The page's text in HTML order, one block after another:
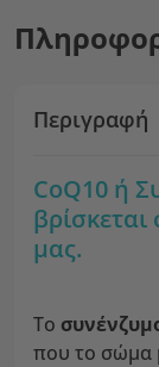
Περιγραφή
CoQ10 ή
μας.
Το
που το σώμα